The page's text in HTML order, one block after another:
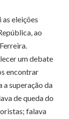
eleições
ao
um debate
encontrar
superação da
de queda do
falava